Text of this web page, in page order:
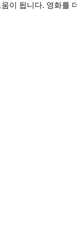
이 됩니다. 영화